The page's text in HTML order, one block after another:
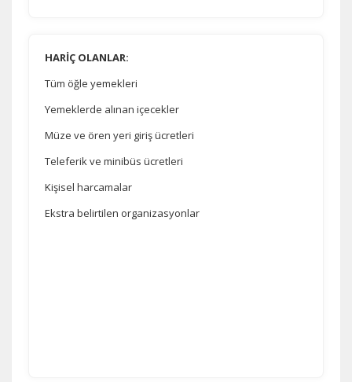
HARİÇ OLANLAR:
Tüm öğle yemekleri
Yemeklerde alınan içecekler
Müze ve ören yeri giriş ücretleri
Teleferik ve minibüs ücretleri
Kişisel harcamalar
Ekstra belirtilen organizasyonlar